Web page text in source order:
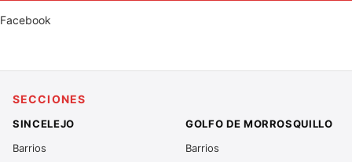
Facebook
SECCIONES
SINCELEJO
Barrios
GOLFO DE MORROSQUILLO
Barrios